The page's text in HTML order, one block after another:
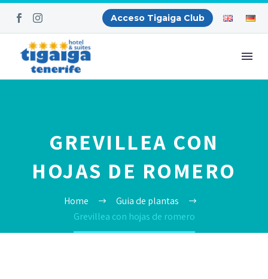
Acceso Tigaiga Club
GREVILLEA CON
HOJAS DE ROMERO
Home
Guia de plantas
Grevillea con hojas de romero